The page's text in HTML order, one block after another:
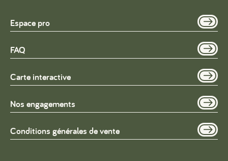
Espace pro
FAQ
Carte interactive
Nos engagements
Conditions générales de vente